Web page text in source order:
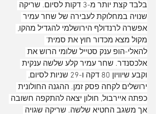
בלבד קצת יותר מ-3 דקות לסיום. שריקה
שנויה במחלוקת לעבירה של שחר עמיר
אפשרה לרנדולף הירושלמי להגדיל מהקו,
מקול מצא מכדור חוץ את סמית'
להאלי-הופ ענק סטייל שלומי הרוש את
אלכסנדר. שחר עמיר קלע שלשה ענקית
וקבע שיוויון 80 דקה ו-29 שניות לסיום,
ירושלים לקחה פסק זמן. ההגנה החולונית
כפתה איירבול, חולון יצאה להתקפה חשובה
אך משגב החטיא שלשה. שריקה שגויה